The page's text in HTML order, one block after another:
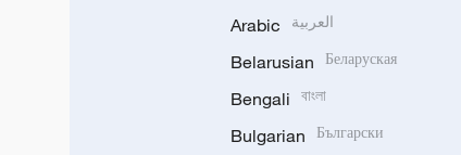
Arabic العربية
Belarusian Беларуская
Bengali বাংলা
Bulgarian Български